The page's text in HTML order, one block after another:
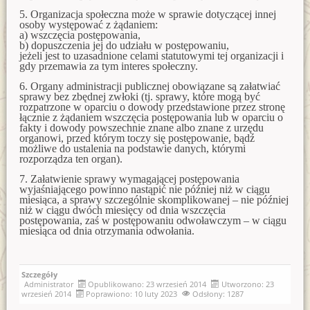
lądowego w wojewódzkiej ewidencji zabytków 2 AZP 23-70/1
Kosewo
Zawiadomienie o włączeniu do wojewódzkiej ewidencji
zabytków nowej karty ewidencyjnej zabytku archeologicznego
lądowego w wojewódzkiej ewidencji zabytków nr 2 AZP 20-
Zawiadomienie o zamiarze włączenia karty ewidencyjnej
zabytku archeologicznego lądowego do wojewódzkiej
ewidencji zabytków 1 AZP 35-58/15 Komorniki
Zawiadomienie o włączeniu do wojewódzkiej ewidencji
zabytków karty ewidencyjnej zabytku archeologicznego
lądowego 9 AZP 18-61/15 Wichrowo
Zawiadomienie o włączeniu do wojewódzkiej ewidencji
zabytków karty ewidencyjnej zabytku archeologicznego
lądowego 7 AZP 18-61/47 Miłogórze
Zawiadomienie o zamiarze wyłączenia z wojewódzkiej
Zawiadomienie o zamiarze włączenia karty ewidencyjnej
zabytków archeologicznych lądowych do wojewódzkiej
ewidencji zabytków 23.10.2020r.
archeologicznego do wez 4 AZP 26-69/72 Nowe Kiełbonki
Zawiadomienie o włączeniu karty ewidencyjnej zabytku
archeologicznego do wez 8 AZP 19-60/17 Nowa Wieś Mała
Zawiadomienie o włączeniu karty ewidencyjnej zabytku
archeologicznego do wez 20 AZP 19-60/41 Praslity
Zawiadomienie o włączeniu karty ewidencyjnej zabytku
archeologicznego do wez 3 AZP 13-61/11 Górowo Iławeckie
Zawiadomienie o włączeniu karty ewidencyjnej zabytku
archeologicznego do wez 14 AZP 19-60/35 Smolajny
Zawiadomienie o włączeniu karty ewidencyjnej zabytku
archeologicznego do wez 4 AZP 19-60/53 Kosyń
Zawiadomienie o włączeniu karty ewidencyjnej zabytku
archeologicznego do wez 15 AZP 19-60/36 Smolajny
Zawiadomienie o włączeniu karty ewidencyjnej zabytku
archeologicznego do wez 8 AZP 19-60/13 Smolajny
5. Organizacja społeczna może w sprawie dotyczącej innej
osoby występować z żądaniem:
a) wszczęcia postępowania,
b) dopuszczenia jej do udziału w postępowaniu,
jeżeli jest to uzasadnione celami statutowymi tej organizacji i
gdy przemawia za tym interes społeczny.
6. Organy administracji publicznej obowiązane są załatwiać
sprawy bez zbędnej zwłoki (tj. sprawy, które mogą być
rozpatrzone w oparciu o dowody przedstawione przez stronę
łącznie z żądaniem wszczęcia postępowania lub w oparciu o
fakty i dowody powszechnie znane albo znane z urzędu
organowi, przed którym toczy się postępowanie, bądź
możliwe do ustalenia na podstawie danych, którymi
rozporządza ten organ).
7. Załatwienie sprawy wymagającej postępowania
wyjaśniającego powinno nastąpić nie później niż w ciągu
miesiąca, a sprawy szczególnie skomplikowanej – nie później
niż w ciągu dwóch miesięcy od dnia wszczęcia
postępowania, zaś w postępowaniu odwoławczym – w ciągu
miesiąca od dnia otrzymania odwołania.
Szczegóły
Administrator
Opublikowano: 23 wrzesień 2014
Utworzono: 23
wrzesień 2014
Poprawiono: 10 luty 2023 Odsłony: 1287